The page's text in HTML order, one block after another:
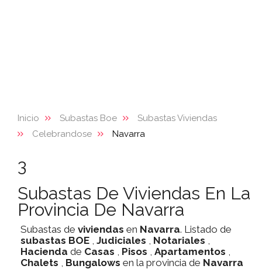
Inicio Subastas Boe
Subastas Viviendas
Celebrandose
Navarra
3
Subastas De Viviendas En La
Provincia De Navarra
Subastas de viviendas en Navarra. Listado de
subastas BOE , Judiciales , Notariales ,
Hacienda de Casas , Pisos , Apartamentos ,
Chalets , Bungalows en la provincia de Navarra